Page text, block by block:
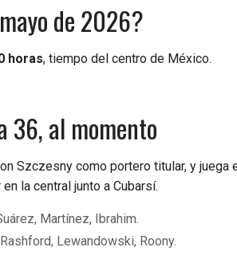
de 2026?
horas, tiempo del centro de México.
36, al momento
Szczesny como portero titular, y juega
la central junto a Cubarsí.
Martínez, Ibrahim.
Lewandowski, Roony.